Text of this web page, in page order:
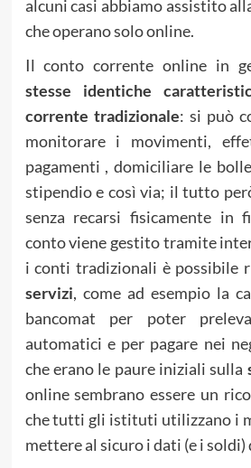
alcuni casi abbiamo assistito
che operano solo online.
Il conto corrente online in
stesse identiche
corrente tradizionale: si può
monitorare i movimenti,
pagamenti , domiciliare le
stipendio e così via; il tutto
senza recarsi fisicamente in
conto viene gestito tramite
i conti tradizionali è possibile
servizi, come ad esempio la
bancomat per poter
automatici e per pagare nei
che erano le paure iniziali sulla
online sembrano essere un
che tutti gli istituti utilizzano i
mettere al sicuro i dati (e i